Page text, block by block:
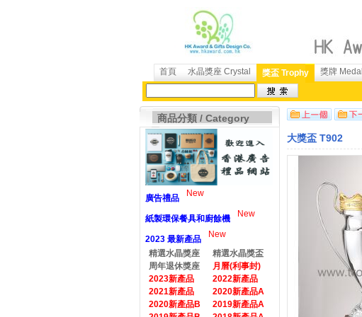
首頁 水晶獎座 Crystal 獎盃 Trophy 獎牌 Medal
商品分類 / Category
廣告禮品 New
紙製環保餐具和廚餘機 New
2023 最新產品
New
精選水晶獎座
精選水晶獎盃
周年退休獎座
月曆(利事封)
2023新產品
2022新產品
2021新產品
2020新產品A
2020新產品B
2019新產品A
大獎盃 T902